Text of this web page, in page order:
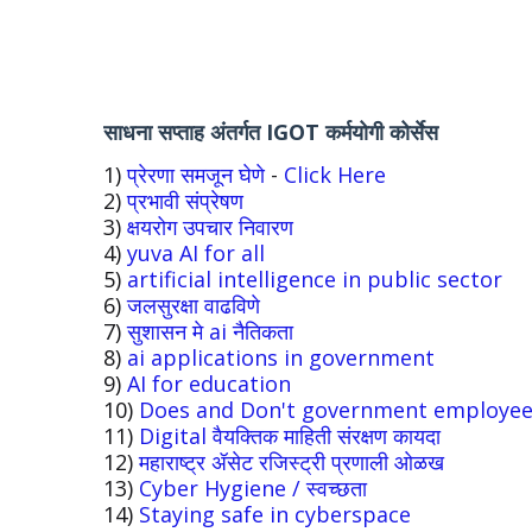
साधना सप्ताह अंतर्गत IGOT कर्मयोगी कोर्सेस
1)प्रेरणा समजून घेणे- Click Here
2)प्रभावी संप्रेषण
3) क्षयरोग उपचार निवारण
4) yuva AI for all
5) artificial intelligence in public sector
6)जलसुरक्षा वाढविणे
7)सुशासन मे ai नैतिकता
8) ai applications in government
9) AI for education
10) Does and Don't government
11) Digital वैयक्तिक माहिती संरक्षण कायदा
12)महाराष्ट्र ॲसेट रजिस्ट्री प्रणाली ओळख
13) Cyber Hygiene / स्वच्छता
14) Staying safe in cyberspace